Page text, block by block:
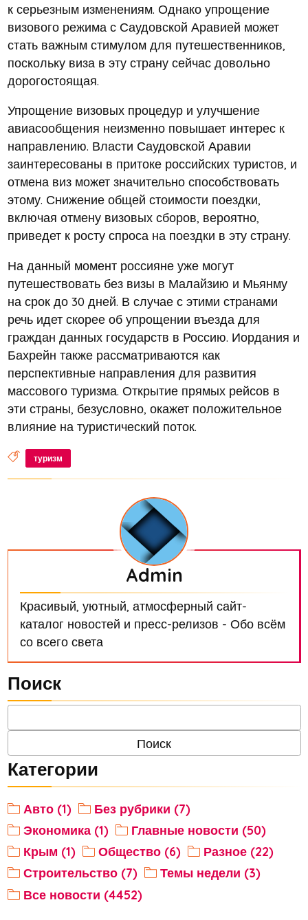
к серьезным изменениям. Однако упрощение
визового режима с Саудовской Аравией может
стать важным стимулом для путешественников,
поскольку виза в эту страну сейчас довольно
дорогостоящая.
Упрощение визовых процедур и улучшение
авиасообщения неизменно повышает интерес к
направлению. Власти Саудовской Аравии
заинтересованы в притоке российских туристов, и
отмена виз может значительно способствовать
этому. Снижение общей стоимости поездки,
включая отмену визовых сборов, вероятно,
приведет к росту спроса на поездки в эту страну.
На данный момент россияне уже могут
путешествовать без визы в Малайзию и Мьянму
на срок до 30 дней. В случае с этими странами
речь идет скорее об упрощении въезда для
граждан данных государств в Россию. Иордания и
Бахрейн также рассматриваются как
перспективные направления для развития
массового туризма. Открытие прямых рейсов в
эти страны, безусловно, окажет положительное
влияние на туристический поток.
туризм
Admin
Красивый, уютный, атмосферный сайт-
каталог новостей и пресс-релизов - Обо всём
со всего света
Поиск
Категории
Авто (1)
Без рубрики (7)
Экономика (1)
Главные новости (50)
Крым (1)
Общество (6)
Разное (22)
Строительство (7)
Темы недели (3)
Все новости (4452)